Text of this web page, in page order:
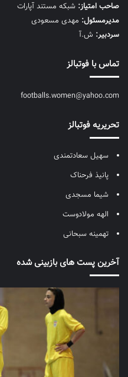
صاحب امتیاز: شبکه مستند آپارات
مديرمسئول: مهدی مسعودی
سردبیر: ش.آ
تماس با فوتبالز
footballs.women@yahoo.com
تحریریه فوتبالز
سهیل سعادتمندی
پانیذ فرحناک
شیما مسجدی
الهه مولادوست
تهمینه سبحانی
آخرین پست های بازبینی شده